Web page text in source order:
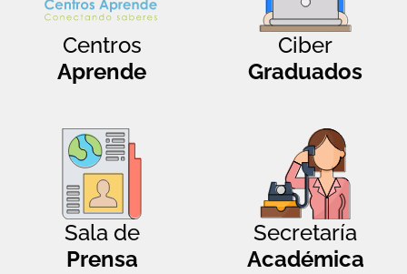
Centros
Aprende
Ciber
Graduados
Sala de
Prensa
Secretaría
Académica